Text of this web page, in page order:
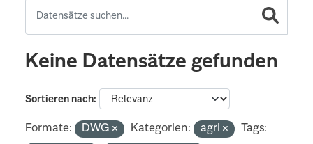
Keine Datensätze gefunden
Sortieren nach
Formate: DWG Kategorien: agri
Tags: